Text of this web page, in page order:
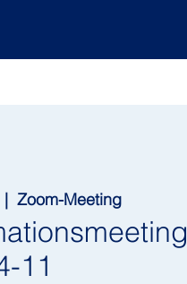
|
Zoom-Meeting
11